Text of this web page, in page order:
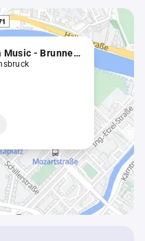
MMM Mountain Media Music - Brunner & Partner OEG